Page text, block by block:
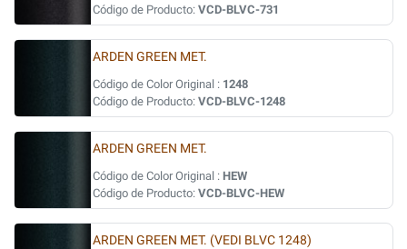
Código de Producto: VCD-BLVC-731
ARDEN GREEN MET.
Código de Color Original : 1248
Código de Producto: VCD-BLVC-1248
ARDEN GREEN MET.
Código de Color Original : HEW
Código de Producto: VCD-BLVC-HEW
ARDEN GREEN MET. (VEDI BLVC 1248)